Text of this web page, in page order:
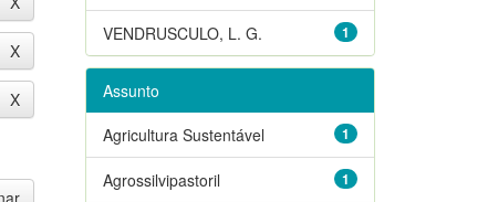
1
VENDRUSCULO, L. G.
Assunto
1
Agricultura Sustentável
1
Agrossilvipastoril